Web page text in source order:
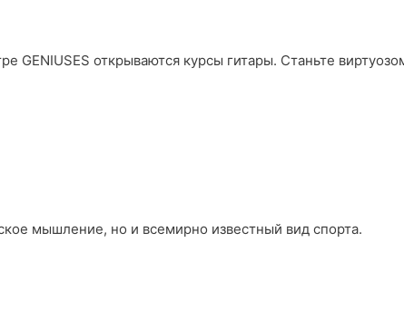
открываются курсы гитары. Станьте
мышление, но и всемирно известный вид спорта.